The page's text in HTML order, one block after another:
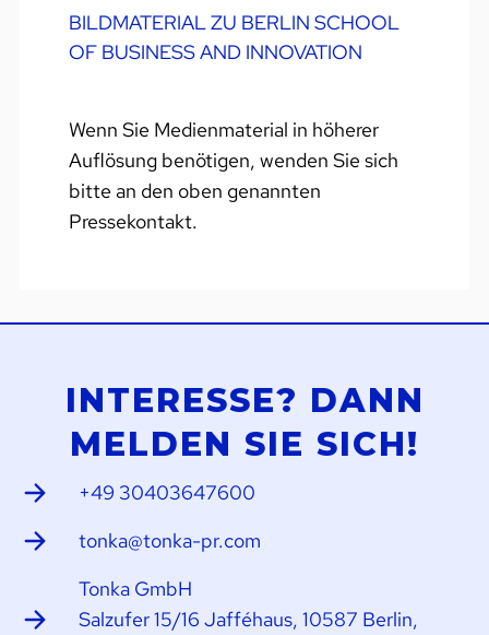
BILDMATERIAL ZU BERLIN SCHOOL
OF BUSINESS AND INNOVATION
Wenn Sie Medienmaterial in höherer
Auflösung benötigen, wenden Sie sich
bitte an den oben genannten
Pressekontakt.
INTERESSE? DANN
MELDEN SIE SICH!
+49 30403647600
tonka@tonka-pr.com
Tonka GmbH
Salzufer 15/16 Jafféhaus, 10587 Berlin,